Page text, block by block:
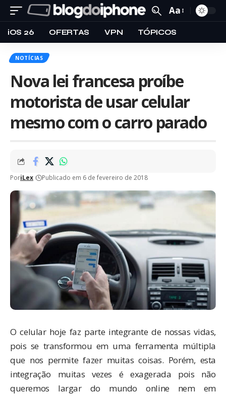
Aa
iOS 26 OFERTAS VPN TÓPICOS
NOTÍCIAS
Nova lei francesa proíbe
motorista de usar celular
mesmo com o carro parado
PoriLex Publicado em 6 de fevereiro de 2018
O celular hoje faz parte integrante de nossas vidas,
pois se transformou em uma ferramenta múltipla
que nos permite fazer muitas coisas. Porém, esta
integração muitas vezes é exagerada pois não
queremos largar do mundo online nem em